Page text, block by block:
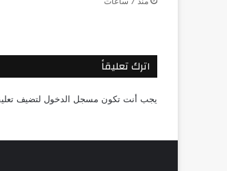
اترك تعليقاً
يجب أنت تكون مسجل الدخول لتضيف